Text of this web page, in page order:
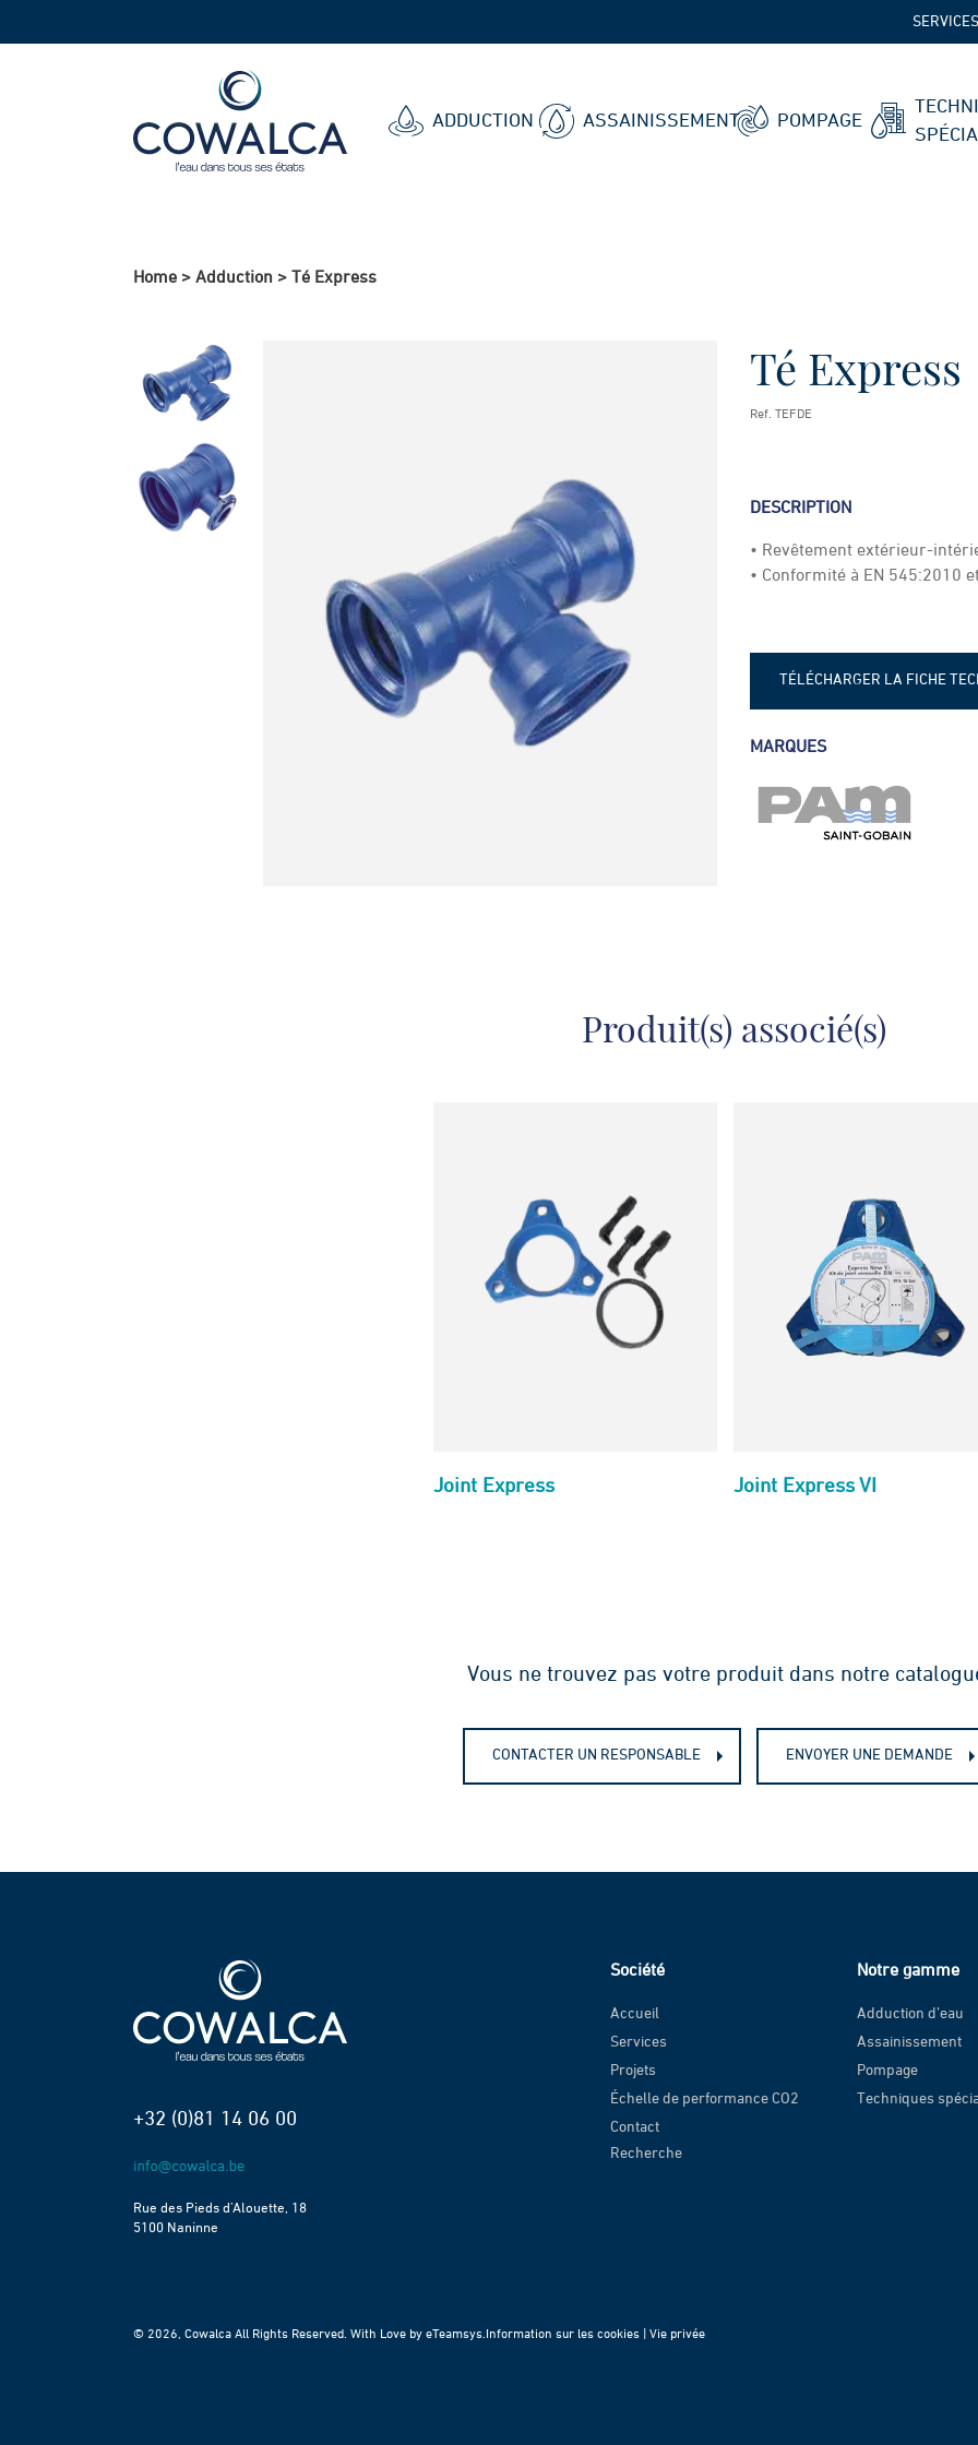
ADDUCTION ASSAINISSEMENT POMPAGE
SERVICES
Home > Adduction > Té Express
Té Express
Ref. TEFDE
DESCRIPTION
• Revêtement extérieur-
• Conformité à EN 545:2010
TÉLÉCHARGER LA FICHE
MARQUES
Produit(s) associé(s)
Joint Express Joint Express VI
Vous ne trouvez pas votre produit dans notre
CONTACTER UN RESPONSABLE ENVOYER UNE DEMANDE
+32 (0)81 14 06 00
Rue des Pieds d’Alouette, 18
5100 Naninne
Société
Accueil
Services
Projets
Échelle de performance CO2
Contact
Recherche
Notre gamme
Adduction d’eau
Assainissement
Pompage
Techniques
© 2026, Cowalca All Rights Reserved. With Love by eTeamsys. Information sur les cookies | Vie privée